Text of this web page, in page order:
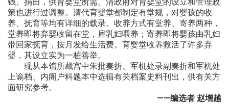
钱、捐田，供育婴堂所需。清政府对育婴堂的设立和管理政
策也进行过调整。清代育婴堂都制定有堂规，对婴孩的收
养、抚育等均有详细的载录。收养方式有堂养、寄养两种，
堂养即将弃婴收留在堂，雇乳妇喂养；寄养即将婴孩由乳妇
带回家抚育，按月发给生活费。育婴堂收养救活了许多弃
婴，其设立实为一桩善举。
现从本馆所藏宫中朱批奏折、军机处录副奏折和军机处
上谕档、内阁户科题本中选辑有关档案史料刊出，供有关方
面研究参考。
——编选者 赵增越